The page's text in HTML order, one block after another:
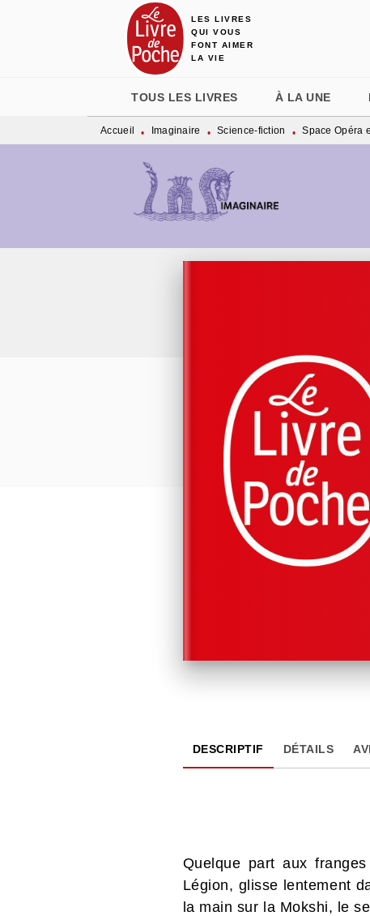
MENU RECHERCHE
LES LIVRES
QUI VOUS
FONT AIMER
LA VIE
TOUS LES LIVRES À LA UNE
Accueil • Imaginaire • Science-fiction • Space Opéra
DESCRIPTIF DÉTAILS
Quelque part aux
Légion, glisse lentement
la main sur la Mokshi, le